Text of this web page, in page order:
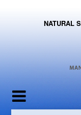
NATURAL